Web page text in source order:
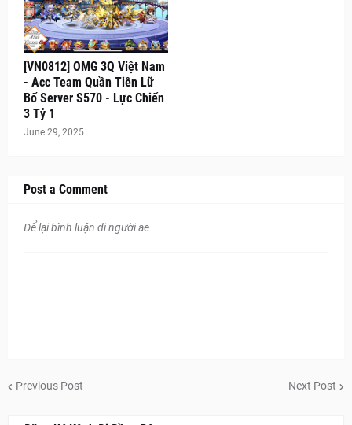
[VN0812] OMG 3Q Việt Nam
- Acc Team Quần Tiên Lữ
Bố Server S570 - Lực Chiến
3 Tỷ 1
June 29, 2025
Post a Comment
Để lại bình luận đi người ae
Previous Post Next Post